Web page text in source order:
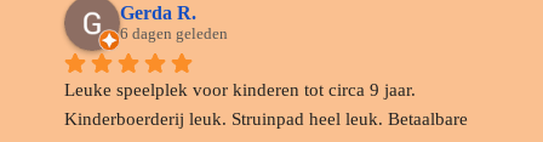
Gerda R.
6 dagen geleden
Leuke speelplek voor kinderen tot circa 9 jaar.
Kinderboerderij leuk. Struinpad heel leuk. Betaalbare